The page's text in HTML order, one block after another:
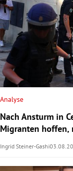
Untermenü
Analyse
Nach Ansturm in
Migranten hoffen,
Ingrid Steiner-Gashi